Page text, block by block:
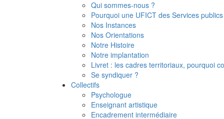
Qui sommes-nous ?
Pourquoi une UFICT des Services
Nos Instances
Nos Orientations
Notre Histoire
Notre implantation
Livret : les cadres territoriaux, pourquoi
Se syndiquer ?
Collectifs
Psychologue
Enseignant artistique
Encadrement intermédiaire